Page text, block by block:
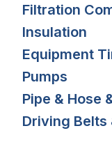
Filtration
Insulation
Equipment
Pumps
Pipe & Hose
Driving Belts